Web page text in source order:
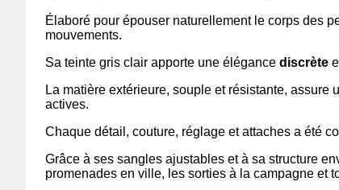
Élaboré pour épouser naturellement le corps des
mouvements.
Sa teinte gris clair apporte une élégance discrète
La matière extérieure, souple et résistante, assure
actives.
Chaque détail, couture, réglage et attaches a été
Grâce à ses sangles ajustables et à sa structure
promenades en ville, les sorties à la campagne et